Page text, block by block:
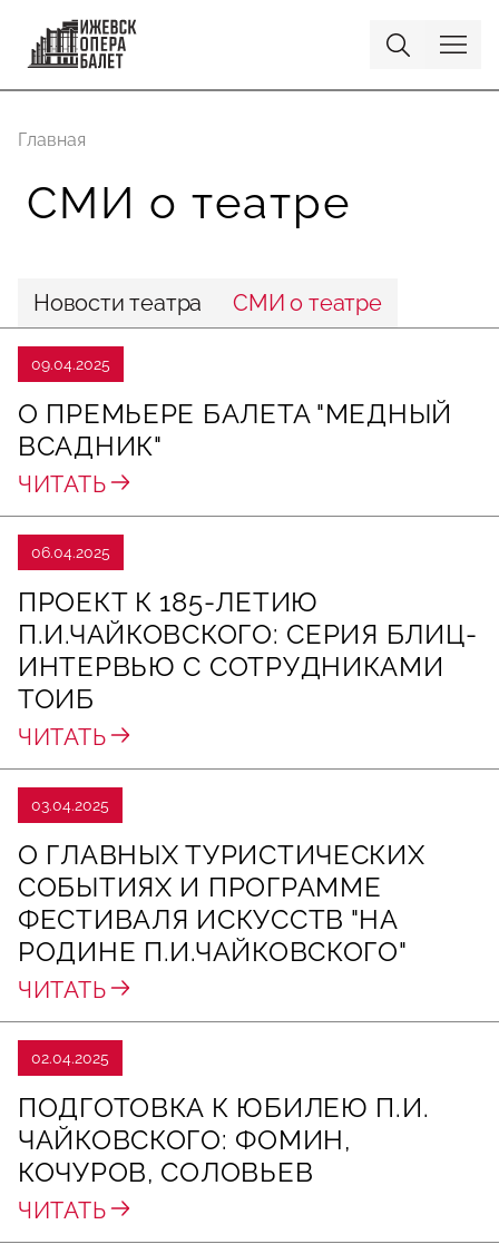
Главная
СМИ о театре
Новости театра СМИ о театре
09.04.2025
О ПРЕМЬЕРЕ БАЛЕТА "МЕДНЫЙ
ВСАДНИК"
ЧИТАТЬ
06.04.2025
ПРОЕКТ К 185-ЛЕТИЮ
П.И.ЧАЙКОВСКОГО: СЕРИЯ БЛИЦ-
ИНТЕРВЬЮ С СОТРУДНИКАМИ
ТОИБ
ЧИТАТЬ
03.04.2025
О ГЛАВНЫХ ТУРИСТИЧЕСКИХ
СОБЫТИЯХ И ПРОГРАММЕ
ФЕСТИВАЛЯ ИСКУССТВ "НА
РОДИНЕ П.И.ЧАЙКОВСКОГО"
ЧИТАТЬ
02.04.2025
ПОДГОТОВКА К ЮБИЛЕЮ П.И.
ЧАЙКОВСКОГО: ФОМИН,
КОЧУРОВ, СОЛОВЬЕВ
ЧИТАТЬ